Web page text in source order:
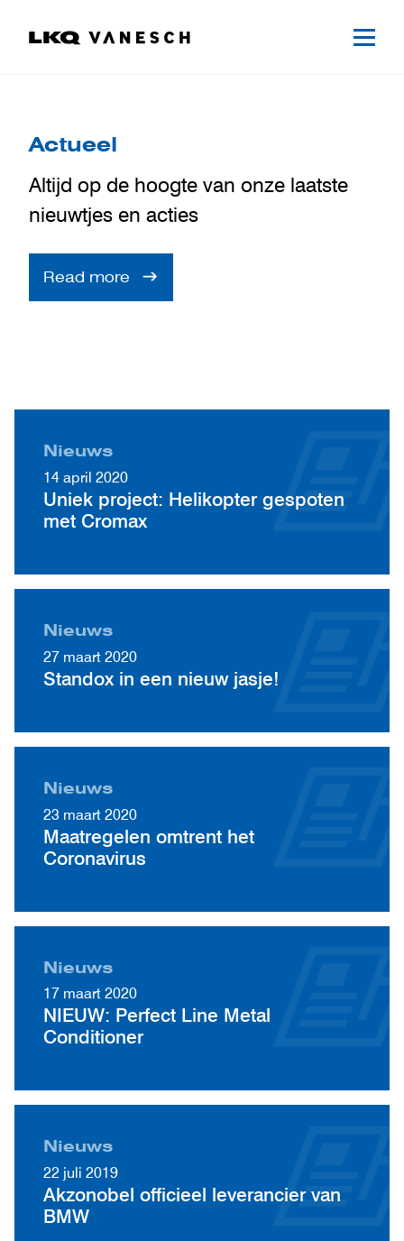
Actueel
Altijd op de hoogte van onze laatste
nieuwtjes en acties
Read more
Nieuws
14 april 2020
Uniek project: Helikopter gespoten
met Cromax
Nieuws
27 maart 2020
Standox in een nieuw jasje!
Nieuws
23 maart 2020
Maatregelen omtrent het
Coronavirus
Nieuws
17 maart 2020
NIEUW: Perfect Line Metal
Conditioner
Nieuws
22 juli 2019
Akzonobel officieel leverancier van
BMW